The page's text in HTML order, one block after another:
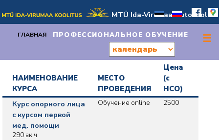
MTÜ Ida-Virumaa Autokool
ПРОФЕССИОНАЛЬНОЕ ОБУЧЕНИЕ
ГЛАВНАЯ ☰
НАИМЕНОВАНИЕ
КУРСА
МЕСТО
ПРОВЕДЕНИЯ
Цена
(c
НСО)
Курс опорного лица
с курсом первой
мед. помощи
290 aк.ч
Обучение online 2500